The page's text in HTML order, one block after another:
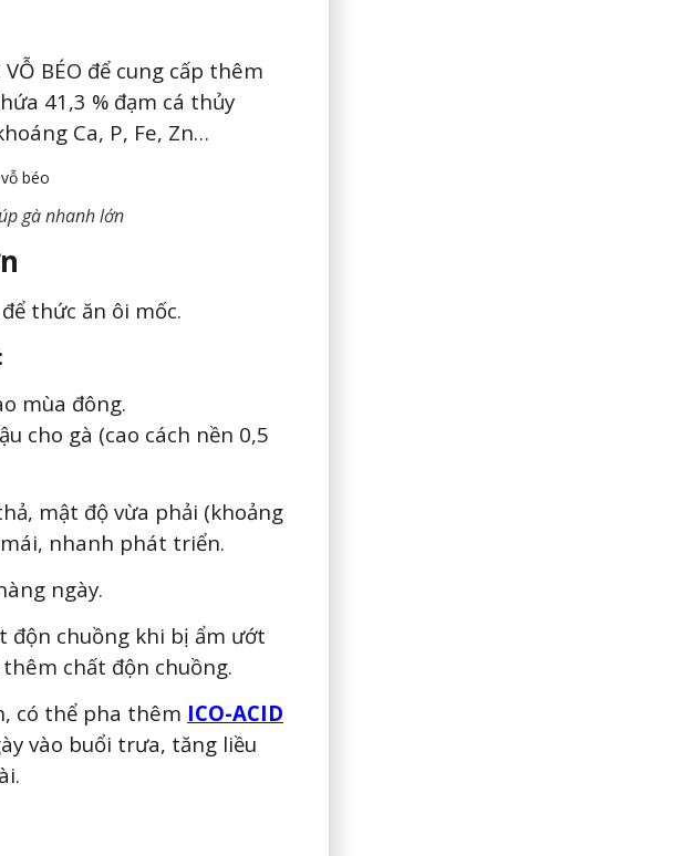
BÉO để cung cấp thêm
41,3 % đạm cá thủy
Ca, P, Fe, Zn…
gà nhanh lớn
thức ăn ôi mốc.
mùa đông.
cho gà (cao cách nền 0,5
mật độ vừa phải (khoảng
nhanh phát triển.
ngày.
độn chuồng khi bị ẩm ướt
thêm chất độn chuồng.
có thể pha thêm ICO-ACID
vào buổi trưa, tăng liều